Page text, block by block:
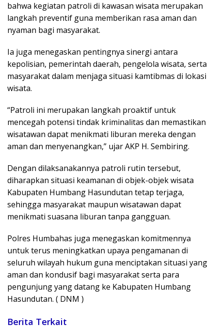
bahwa kegiatan patroli di kawasan wisata merupakan
langkah preventif guna memberikan rasa aman dan
nyaman bagi masyarakat.
Ia juga menegaskan pentingnya sinergi antara
kepolisian, pemerintah daerah, pengelola wisata, serta
masyarakat dalam menjaga situasi kamtibmas di lokasi
wisata.
“Patroli ini merupakan langkah proaktif untuk
mencegah potensi tindak kriminalitas dan memastikan
wisatawan dapat menikmati liburan mereka dengan
aman dan menyenangkan,” ujar AKP H. Sembiring.
Dengan dilaksanakannya patroli rutin tersebut,
diharapkan situasi keamanan di objek-objek wisata
Kabupaten Humbang Hasundutan tetap terjaga,
sehingga masyarakat maupun wisatawan dapat
menikmati suasana liburan tanpa gangguan.
Polres Humbahas juga menegaskan komitmennya
untuk terus meningkatkan upaya pengamanan di
seluruh wilayah hukum guna menciptakan situasi yang
aman dan kondusif bagi masyarakat serta para
pengunjung yang datang ke Kabupaten Humbang
Hasundutan. ( DNM )
Berita Terkait